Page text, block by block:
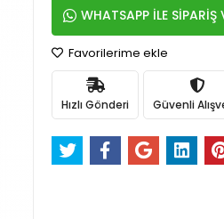
WHATSAPP İLE SİPARİŞ
Favorilerime ekle
Hızlı Gönderi Güvenli